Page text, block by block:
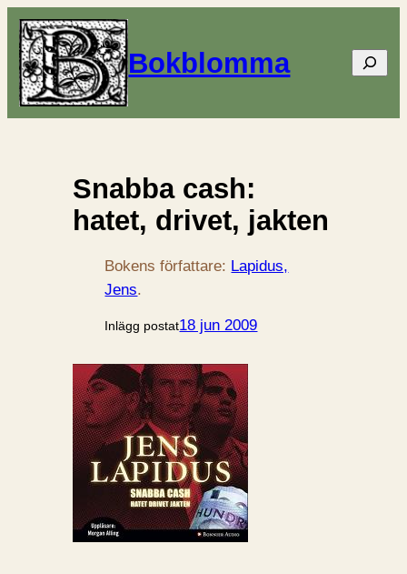
Bokblomma Sök
Snabba cash:
hatet, drivet, jakten
Bokens författare: Lapidus,
Jens.
Inlägg postat18 jun 2009